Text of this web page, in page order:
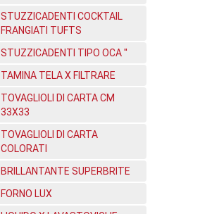
STUZZICADENTI COCKTAIL
FRANGIATI TUFTS
STUZZICADENTI TIPO OCA ''
TAMINA TELA X FILTRARE
TOVAGLIOLI DI CARTA CM
33X33
TOVAGLIOLI DI CARTA
COLORATI
BRILLANTANTE SUPERBRITE
FORNO LUX